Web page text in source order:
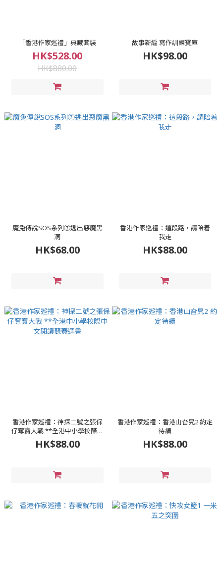
「香港作家巡禮」典藏套裝
HK$528.00
HK$880.00
故事新編 寫作訓練寶庫
HK$98.00
魔兔傳說SOS系列⑦逃出惡魔黑
洞
HK$68.00
香港作家巡禮：這段路，請陪着
我走
HK$88.00
香港作家巡禮：神探二號之張保
仔奪寶大戰 **全港中小學校際中
文閱讀競賽選書
HK$88.00
香港作家巡禮：香港山旮旯2 約定
待續
HK$88.00